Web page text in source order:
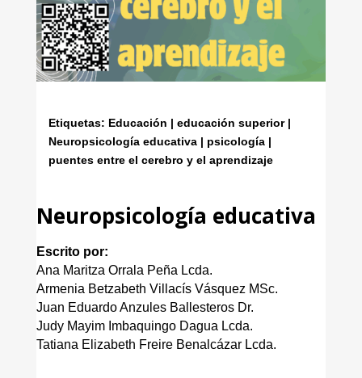
Etiquetas: Educación | educación superior |
Neuropsicología educativa | psicología |
puentes entre el cerebro y el aprendizaje
Neuropsicología educativa
Escrito por:
Ana Maritza Orrala Peña Lcda.
Armenia Betzabeth Villacís Vásquez MSc.
Juan Eduardo Anzules Ballesteros Dr.
Judy Mayim Imbaquingo Dagua Lcda.
Tatiana Elizabeth Freire Benalcázar Lcda.